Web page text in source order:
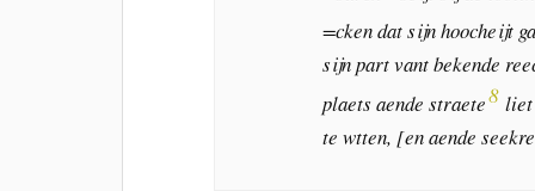
=cken dat sijn hoocheijt
sijn part vant bekende
plaets aende straete8 liet
te wtten, [en aende